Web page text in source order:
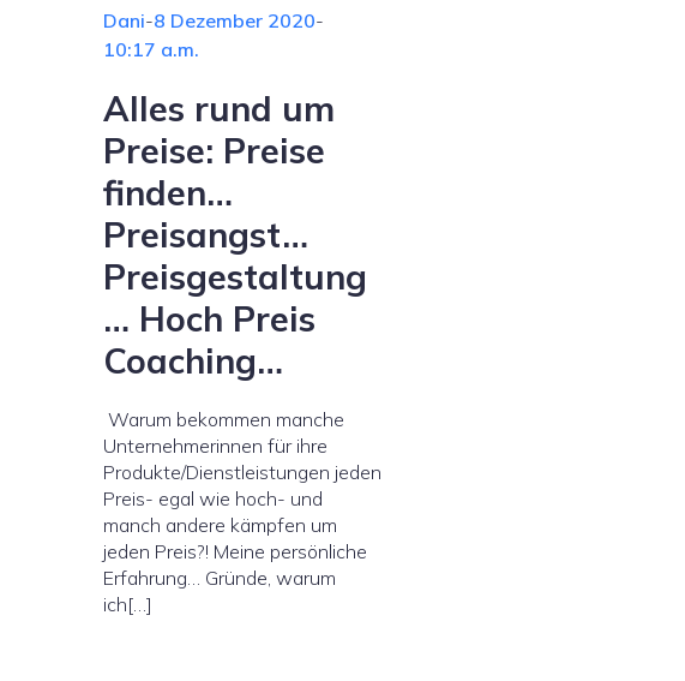
Dani-8 Dezember 2020-
10:17 a.m.
Alles rund um
Preise: Preise
finden…
Preisangst…
Preisgestaltung
… Hoch Preis
Coaching…
Warum bekommen manche
Unternehmerinnen für ihre
Produkte/Dienstleistungen jeden
Preis- egal wie hoch- und
manch andere kämpfen um
jeden Preis?! Meine persönliche
Erfahrung… Gründe, warum
ich[…]